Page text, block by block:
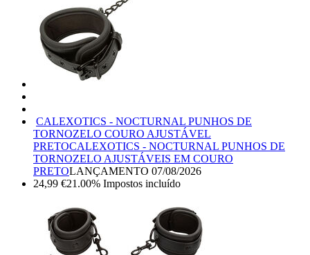
CALEXOTICS - NOCTURNAL PUNHOS DE
TORNOZELO COURO AJUSTÁVEL
PRETOCALEXOTICS - NOCTURNAL PUNHOS DE
TORNOZELO AJUSTÁVEIS EM COURO
PRETOLANÇAMENTO 07/08/2026
24,99 €21.00% Impostos incluído